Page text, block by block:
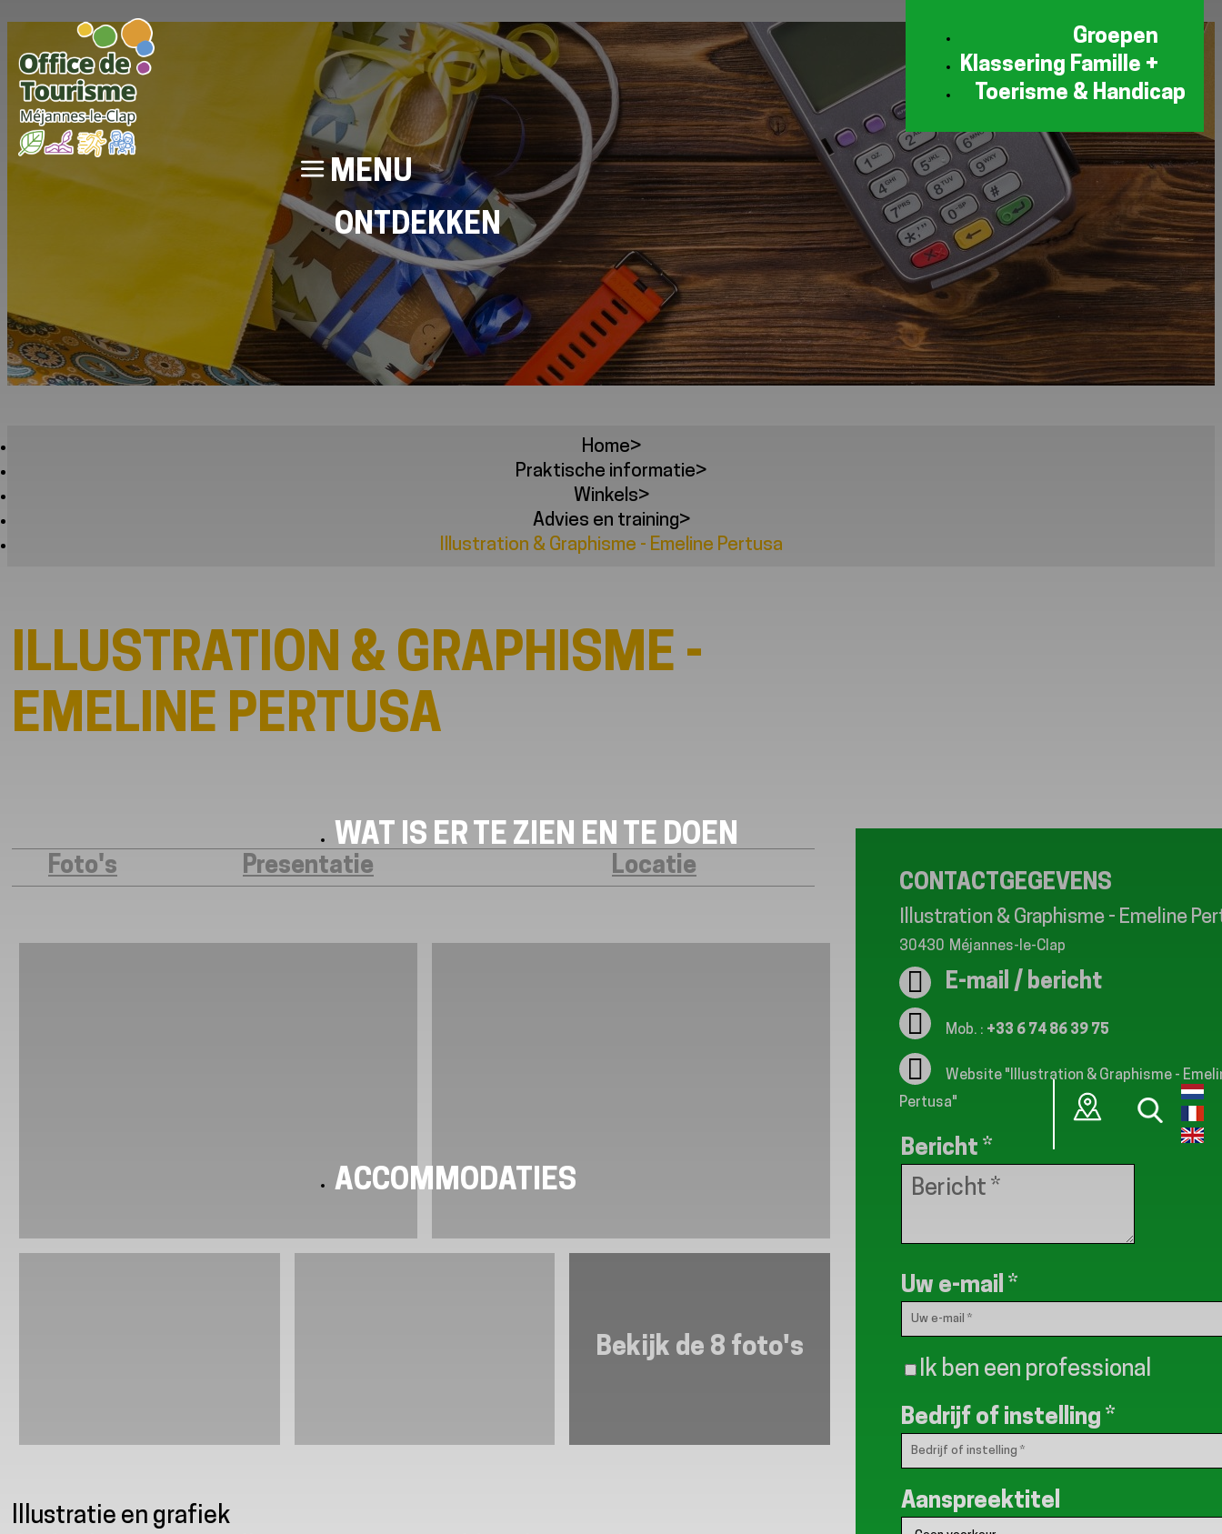
Groepen
Klassering Famille +
Toerisme & Handicap
MENU
ONTDEKKEN
WAT IS ER TE ZIEN EN TE DOEN
ACCOMMODATIES
Home>
Praktische informatie>
Winkels>
Advies en training>
Illustration & Graphisme - Emeline Pertusa
ILLUSTRATION & GRAPHISME -
EMELINE PERTUSA
Foto's Presentatie Locatie
Bekijk de 8 foto's
Presentatie
Illustratie en grafiek
CONTACTGEGEVENS
Illustration & Graphisme - Emeline
30430 Méjannes-le-Clap
E-mail / bericht
Mob. : +33 6 74 86 39 75
Website "Illustration & Graphisme -
Pertusa"
Bericht *
Uw e-mail *
Ik ben een professional
Bedrijf of instelling *
Aanspreektitel